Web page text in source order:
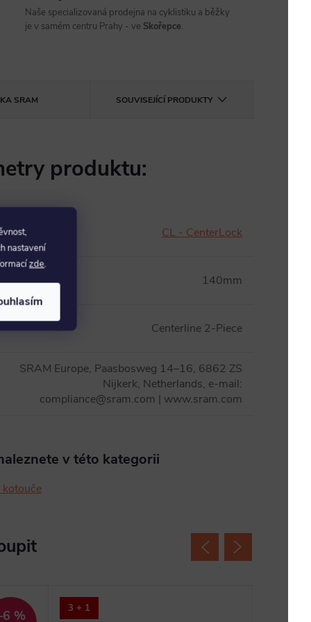
nastavení
zde.
Naše specializovaná prodejna na cyklistiku a běžky
je v samém centru Prahy - ve Skořepce.
SRAM SOUVISEJÍCÍ PRODUKTY
produktu:
CL - CenterLock
140mm
Centerline 2-Piece
SRAM Europe, Paasbosweg 14–16, 6862 ZS
Nijkerk, Netherlands, e-mail:
compliance@sram.com | www.sram.com
v této kategorii
% 3 + 1